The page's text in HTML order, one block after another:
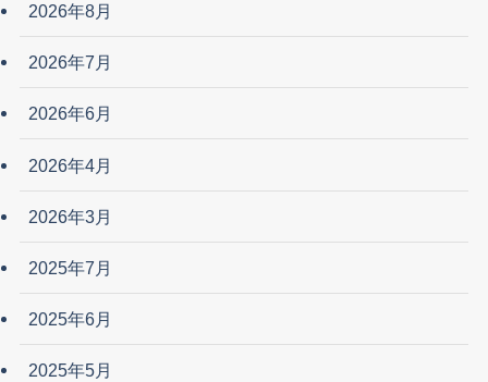
2026年8月
2026年7月
2026年6月
2026年4月
2026年3月
2025年7月
2025年6月
2025年5月